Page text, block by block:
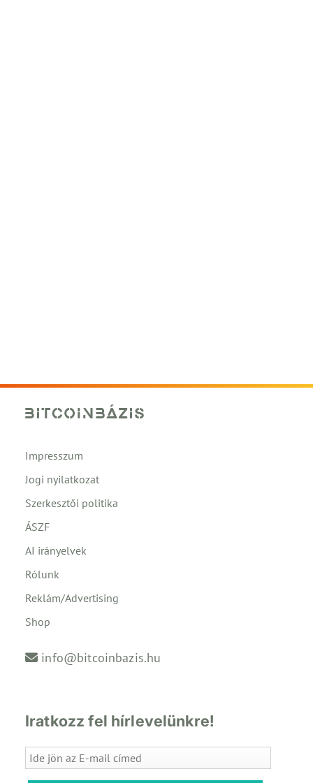
Impresszum
Jogi nyilatkozat
Szerkesztői politika
ÁSZF
AI irányelvek
Rólunk
Reklám/Advertising
Shop
info@bitcoinbazis.hu
Iratkozz fel hírlevelünkre!